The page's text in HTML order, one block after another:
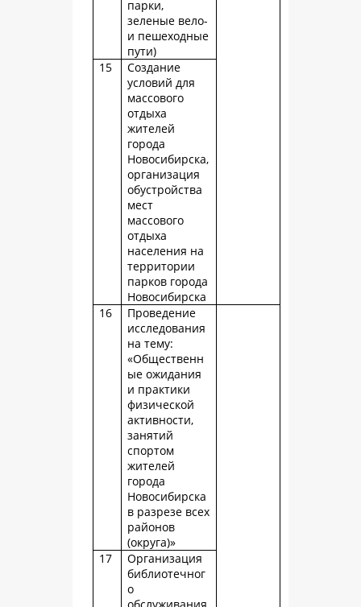
парки,
зеленые вело-
и пешеходные
пути)
15
Создание
условий для
массового
отдыха
жителей
города
Новосибирска,
организация
обустройства
мест
массового
отдыха
населения на
территории
парков города
Новосибирска
16
Проведение
исследования
на тему:
«Общественн
ые ожидания
и практики
физической
активности,
занятий
спортом
жителей
города
Новосибирска
в разрезе всех
районов
(округа)»
17
Организация
библиотечног
о